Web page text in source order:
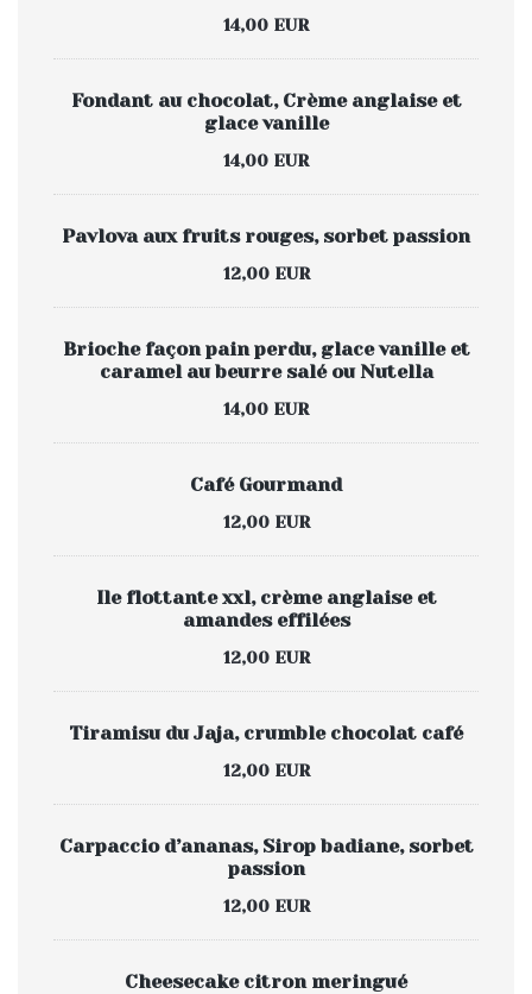
14,00 EUR
Fondant au chocolat, Crème anglaise et
glace vanille
14,00 EUR
Pavlova aux fruits rouges, sorbet passion
12,00 EUR
Brioche façon pain perdu, glace vanille et
caramel au beurre salé ou Nutella
14,00 EUR
Café Gourmand
12,00 EUR
Ile flottante xxl, crème anglaise et
amandes effilées
12,00 EUR
Tiramisu du Jaja, crumble chocolat café
12,00 EUR
Carpaccio d’ananas, Sirop badiane, sorbet
passion
12,00 EUR
Cheesecake citron meringué